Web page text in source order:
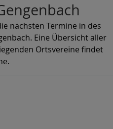
nächsten Termine in des
Eine Übersicht aller
Ortsvereine findet